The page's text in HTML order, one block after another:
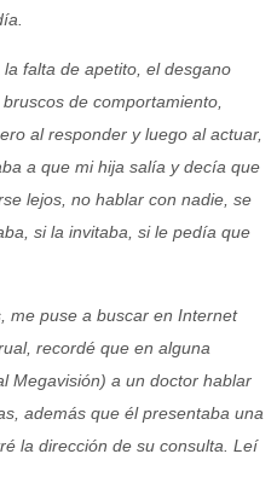
falta de apetito, el desgano
de comportamiento,
al responder y luego al actuar,
a que mi hija salía y decía que
lejos, no hablar con nadie, se
si la invitaba, si le pedía que
me puse a buscar en Internet
recordé que en alguna
Megavisión) a un doctor hablar
además que él presentaba una
la dirección de su consulta. Leí